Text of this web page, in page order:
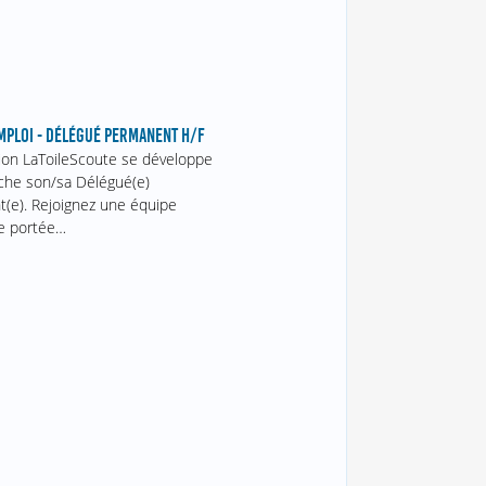
- DÉLÉGUÉ PERMANENT H/F
LaToileScoute se développe
son/sa Délégué(e)
Rejoignez une équipe
portée…